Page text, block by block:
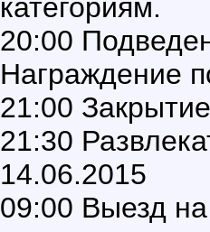
категориям.
20:00
Награждение
21:00
21:30
14.06.2015
09:00 Выезд